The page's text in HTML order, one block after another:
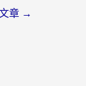
章 →